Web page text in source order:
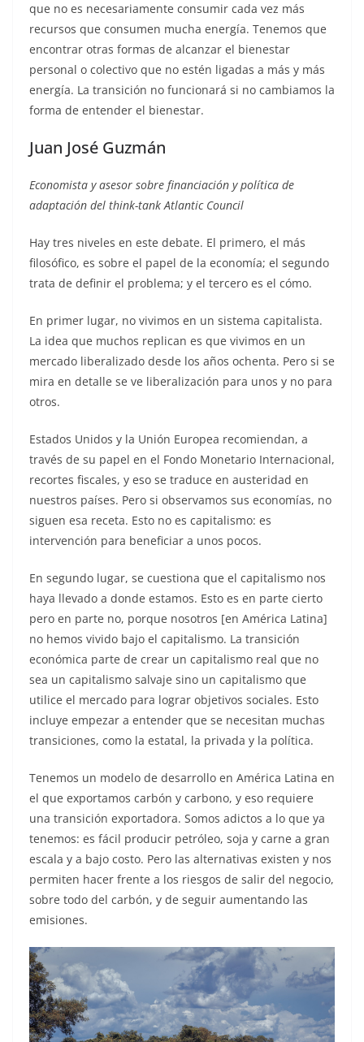
que no es necesariamente consumir cada vez más
recursos que consumen mucha energía. Tenemos que
encontrar otras formas de alcanzar el bienestar
personal o colectivo que no estén ligadas a más y más
energía. La transición no funcionará si no cambiamos la
forma de entender el bienestar.
Juan José Guzmán
Economista y asesor sobre financiación y política de
adaptación del think-tank Atlantic Council
Hay tres niveles en este debate. El primero, el más
filosófico, es sobre el papel de la economía; el segundo
trata de definir el problema; y el tercero es el cómo.
En primer lugar, no vivimos en un sistema capitalista.
La idea que muchos replican es que vivimos en un
mercado liberalizado desde los años ochenta. Pero si se
mira en detalle se ve liberalización para unos y no para
otros.
Estados Unidos y la Unión Europea recomiendan, a
través de su papel en el Fondo Monetario Internacional,
recortes fiscales, y eso se traduce en austeridad en
nuestros países. Pero si observamos sus economías, no
siguen esa receta. Esto no es capitalismo: es
intervención para beneficiar a unos pocos.
En segundo lugar, se cuestiona que el capitalismo nos
haya llevado a donde estamos. Esto es en parte cierto
pero en parte no, porque nosotros [en América Latina]
no hemos vivido bajo el capitalismo. La transición
económica parte de crear un capitalismo real que no
sea un capitalismo salvaje sino un capitalismo que
utilice el mercado para lograr objetivos sociales. Esto
incluye empezar a entender que se necesitan muchas
transiciones, como la estatal, la privada y la política.
Tenemos un modelo de desarrollo en América Latina en
el que exportamos carbón y carbono, y eso requiere
una transición exportadora. Somos adictos a lo que ya
tenemos: es fácil producir petróleo, soja y carne a gran
escala y a bajo costo. Pero las alternativas existen y nos
permiten hacer frente a los riesgos de salir del negocio,
sobre todo del carbón, y de seguir aumentando las
emisiones.